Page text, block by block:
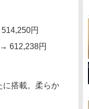
円
612,238円
に搭載。柔らか